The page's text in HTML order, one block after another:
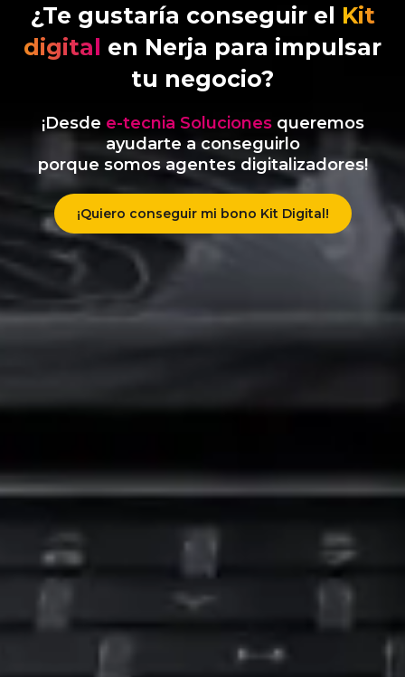
¿Te gustaría conseguir el Kit
digital en Nerja para impulsar
tu negocio?
¡Desde e-tecnia Solucionesqueremos
ayudarte a conseguirlo
porque somos agentes digitalizadores!
¡Quiero conseguir mi bono Kit Digital!